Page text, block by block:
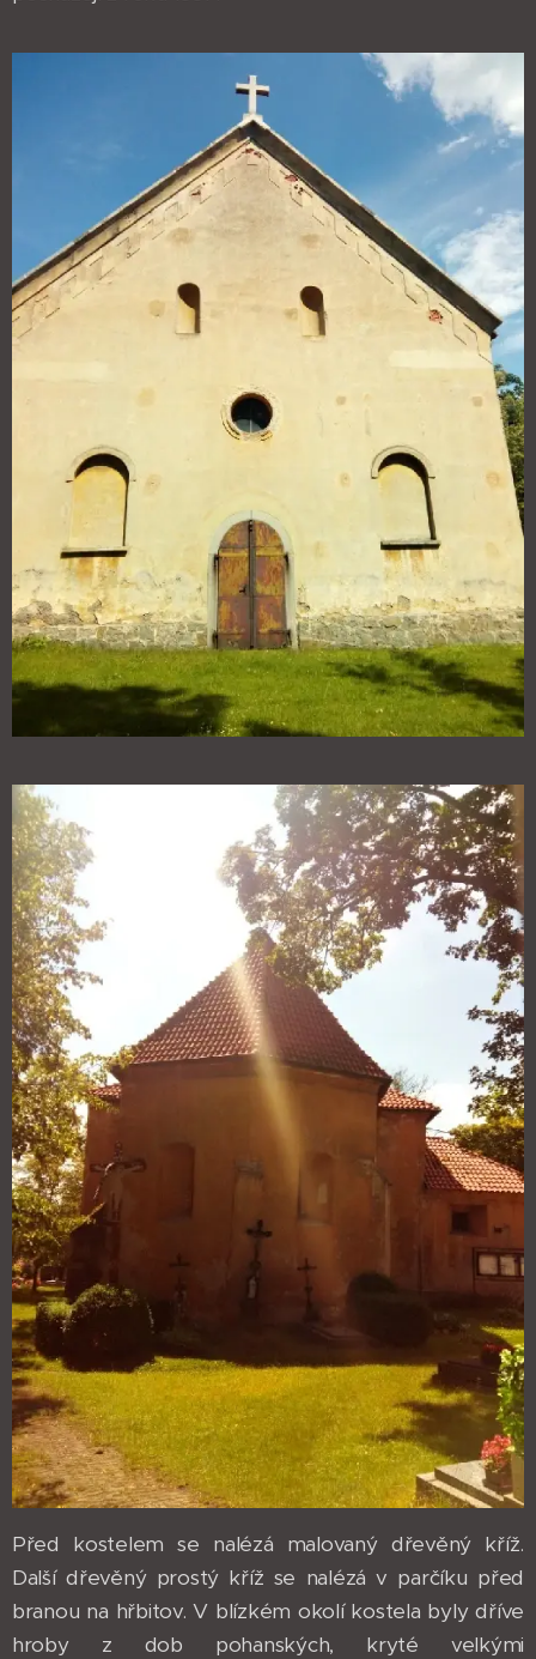
Před kostelem se nalézá malovaný dřevěný kříž.
Další dřevěný prostý kříž se nalézá v parčíku před
branou na hřbitov. V blízkém okolí kostela byly dříve
hroby z dob pohanských, kryté velkými